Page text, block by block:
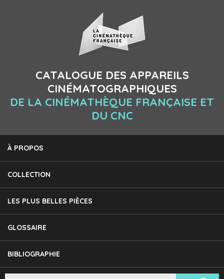
CATALOGUE DES APPAREILS
CINÉMATOGRAPHIQUES
DE LA CINÉMATHÈQUE FRANÇAISE ET
DU CNC
À PROPOS
COLLECTION
LES PLUS BELLES PIÈCES
GLOSSAIRE
BIBLIOGRAPHIE